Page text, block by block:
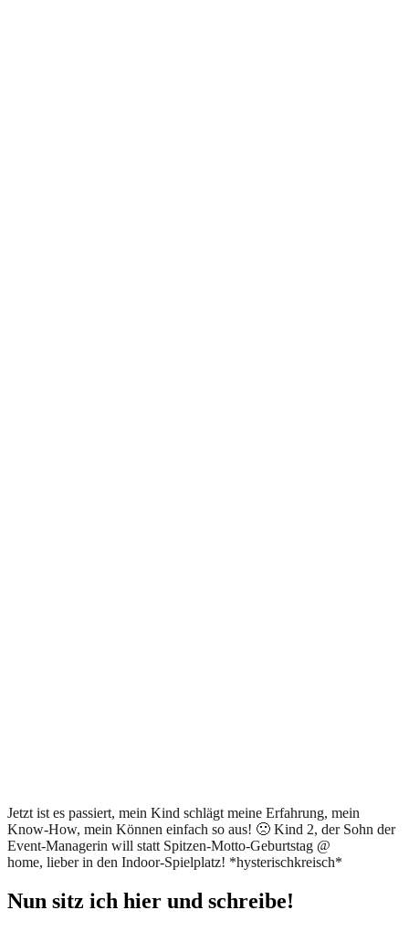
Jetzt ist es passiert, mein Kind schlägt meine Erfahrung, mein
Know-How, mein Können einfach so aus! 🙁 Kind 2, der Sohn der
Event-Managerin will statt Spitzen-Motto-Geburtstag @
home, lieber in den Indoor-Spielplatz! *hysterischkreisch*
Nun sitz ich hier und schreibe!